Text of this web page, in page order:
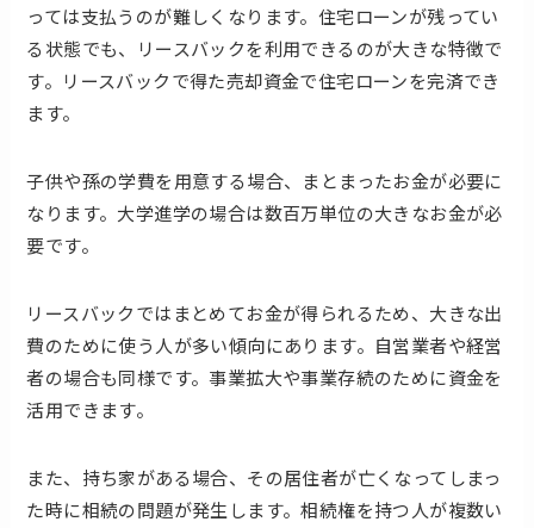
っては支払うのが難しくなります。住宅ローンが残ってい
る状態でも、リースバックを利用できるのが大きな特徴で
す。リースバックで得た売却資金で住宅ローンを完済でき
ます。
子供や孫の学費を用意する場合、まとまったお金が必要に
なります。大学進学の場合は数百万単位の大きなお金が必
要です。
リースバックではまとめてお金が得られるため、大きな出
費のために使う人が多い傾向にあります。自営業者や経営
者の場合も同様です。事業拡大や事業存続のために資金を
活用できます。
また、持ち家がある場合、その居住者が亡くなってしまっ
た時に相続の問題が発生します。相続権を持つ人が複数い